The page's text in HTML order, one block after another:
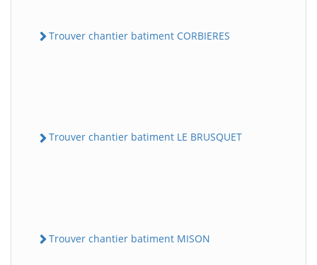
Trouver chantier batiment CORBIERES
Trouver chantier batiment LE BRUSQUET
Trouver chantier batiment MISON